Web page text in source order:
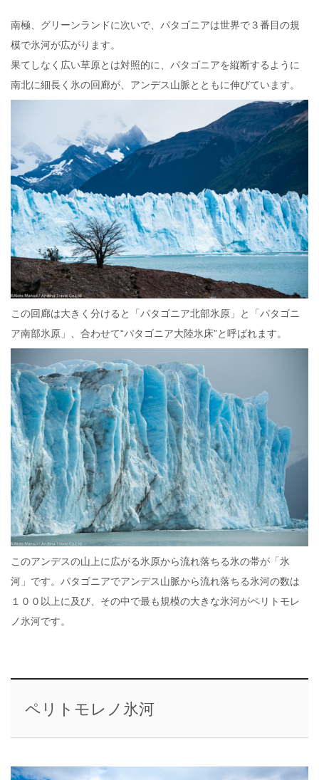
南極、グリーンランドに次いで、パタゴニアは世界で３番目の規
模で氷河が広がります。
果てしなく広い草原とは対照的に、パタゴニアを縦断するように
南北に細長く氷の回廊が、アンデス山脈とともに伸びています。
この回廊は大きく分けると「パタゴニア北部氷原」と「パタゴニ
ア南部氷原」、合わせて“パタゴニア大陸氷床”と呼ばれます。
このアンデスの山上に広がる氷原から流れ落ちる氷の帯が「氷
河」です。パタゴニアでアンデス山脈から流れ落ちる氷河の数は
１００以上に及び、その中で最も規模の大きな氷河がペリトモレ
ノ氷河です。
ペリトモレノ氷河